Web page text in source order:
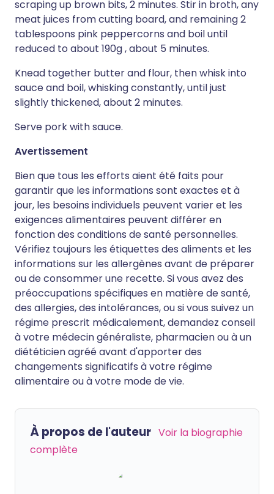
scraping up brown bits, 2 minutes. Stir in broth, any
meat juices from cutting board, and remaining 2
tablespoons pink peppercorns and boil until
reduced to about 190g , about 5 minutes.
Knead together butter and flour, then whisk into
sauce and boil, whisking constantly, until just
slightly thickened, about 2 minutes.
Serve pork with sauce.
Avertissement
Bien que tous les efforts aient été faits pour
garantir que les informations sont exactes et à
jour, les besoins individuels peuvent varier et les
exigences alimentaires peuvent différer en
fonction des conditions de santé personnelles.
Vérifiez toujours les étiquettes des aliments et les
informations sur les allergènes avant de préparer
ou de consommer une recette. Si vous avez des
préoccupations spécifiques en matière de santé,
des allergies, des intolérances, ou si vous suivez un
régime prescrit médicalement, demandez conseil
à votre médecin généraliste, pharmacien ou à un
diététicien agréé avant d'apporter des
changements significatifs à votre régime
alimentaire ou à votre mode de vie.
À propos de l'auteur Voir la biographie
complète